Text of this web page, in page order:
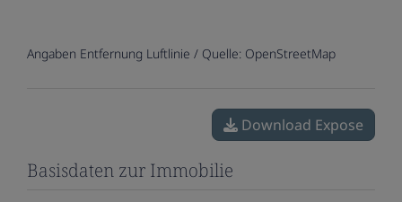
Angaben Entfernung Luftlinie / Quelle: OpenStreetMap
Download Expose
Basisdaten zur Immobilie